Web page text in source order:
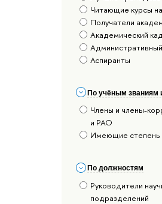
Читающие курсы
Получатели
Академический
Аспиранты
По учёным званиям
Члены и члены-
и РАО
Имеющие степень
По должностям
Руководители
подразделений